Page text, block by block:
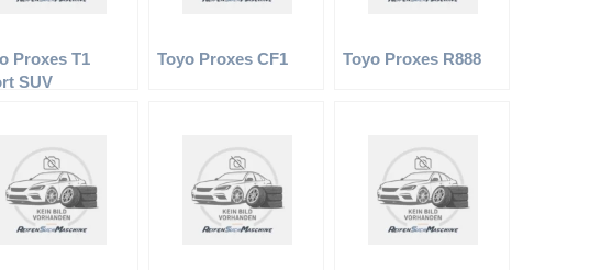
Proxes T1
SUV
Toyo Proxes CF1 Toyo Proxes R888